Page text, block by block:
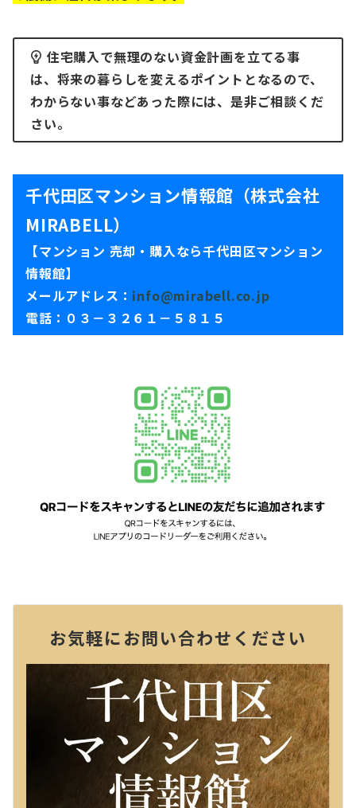
住宅購入で無理のない資金計画を立てる事
は、将来の暮らしを変えるポイントとなるので、
わからない事などあった際には、是非ご相談くだ
さい。
千代田区マンション情報館（株式会社
MIRABELL）
【マンション 売却・購入なら千代田区マンション
情報館】
メールアドレス： info@mirabell.co.jp
電話：０３－３２６１－５８１５
お気軽にお問い合わせください